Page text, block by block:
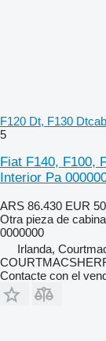
F120 Dt, F130
5
Fiat F140, F100,
Interior Pa
ARS 86.430 EUR 50
Otra pieza de cabina
0000000
Irlanda,
Contacte con el